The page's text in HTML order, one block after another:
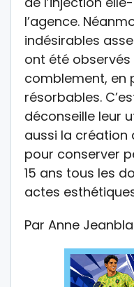
l’agence.
indésirables
ont été
comblement, en
résorbables.
déconseille leur
aussi la création
pour conserver
15 ans tous les
actes
Par Anne